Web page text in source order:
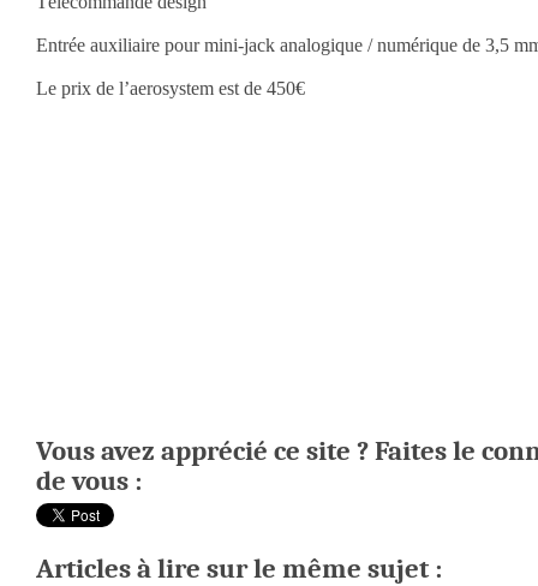
Entrée auxiliaire pour mini-jack analogique / numérique de 3,5
Le prix de l’aerosystem est de 450€
Vous avez apprécié ce site ? Faites le
de vous :
Articles à lire sur le même sujet :